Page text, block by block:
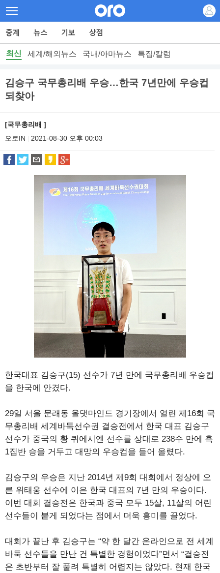
최신 세계/해외뉴스 국내/아마뉴스 특집/칼럼
김승구 국무총리배 우승…한국 7년만에 우승컵
되찾아
[국무총리배 ]
오로IN
2021-08-30 오후 00:03
한국대표 김승구(15) 선수가 7년 만에 국무총리배 우승컵
을 한국에 안겼다.
29일 서울 문래동 올댓마인드 경기장에서 열린 제16회 국
무총리배 세계바둑선수권 결승전에서 한국 대표 김승구
선수가 중국의 황 퀴에시엔 선수를 상대로 238수 만에 흑
1집반 승을 거두고 대망의 우승컵을 들어 올렸다.
김승구의 우승은 지난 2014년 제9회 대회에서 정상에 오
른 위태웅 선수에 이은 한국 대표의 7년 만의 우승이다.
이번 대회 결승전은 한국과 중국 모두 15살, 11살의 어린
선수들이 붙게 되었다는 점에서 더욱 흥미를 끌었다.
대회가 끝난 후 김승구는 “약 한 달간 온라인으로 전 세계
바둑 선수들을 만난 건 특별한 경험이었다”면서 “결승전
은 초반부터 잘 풀려 특별히 어렵지는 않았다. 현재 한국